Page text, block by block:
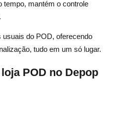
tempo, mantém o controle
usuais do POD, oferecendo
tudo em um só lugar.
POD no Depop